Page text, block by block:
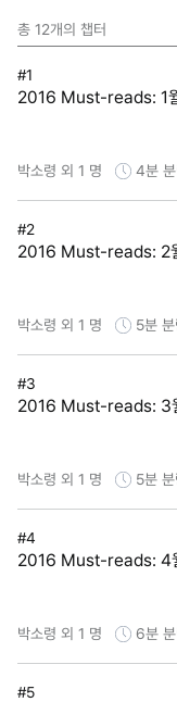
총 12개의 챕터
#1
2016 Must-reads: 1
박소령 외 1 명 4분
#2
2016 Must-reads: 2
박소령 외 1 명 5분
#3
2016 Must-reads: 3
박소령 외 1 명 5분
#4
2016 Must-reads: 4
박소령 외 1 명 6분
#5